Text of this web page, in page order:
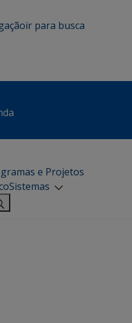
ir para busca
e Projetos
Sistemas